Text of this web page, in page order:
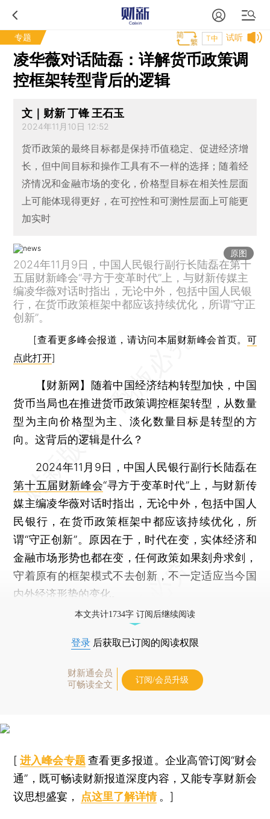
专题 试听
T中
凌华薇对话陆磊：详解货币政策调
控框架转型背后的逻辑
文｜财新 丁锋 王石玉
2024年11月10日 12:52
货币政策的最终目标都是保持币值稳定、促进经济增
长，但中间目标和操作工具有不一样的选择；随着经
济情况和金融市场的变化，价格型目标在相关性层面
上可能体现得更好，在可控性和可测性层面上可能更
加实时
原图
2024年11月9日，中国人民银行副行长陆磊在第十
五届财新峰会“寻方于变革时代”上，与财新传媒主
编凌华薇对话时指出，无论中外，包括中国人民银
行，在货币政策框架中都应该持续优化，所谓“守正
创新”。
[查看更多峰会报道，请访问本届财新峰会首页。 可
点此打开]
【财新网】 随着中国经济结构转型加快，中国
货币当局也在推进货币政策调控框架转型，从数量
型为主向价格型为主、淡化数量目标是转型的方
向。这背后的逻辑是什么？
2024年11月9日，中国人民银行副行长陆磊在
第十五届财新峰会“寻方于变革时代”上，与财新传
媒主编凌华薇对话时指出，无论中外，包括中国人
民银行，在货币政策框架中都应该持续优化，所
谓“守正创新”。原因在于，时代在变，实体经济和
金融市场形势也都在变，任何政策如果刻舟求剑，
守着原有的框架模式不去创新，不一定适应当今国
内外经济形势的变化。
本文共计1734字 订阅后继续阅读
登录 后获取已订阅的阅读权限
财新通会员
可畅读全文
订阅/会员升级
[ 进入峰会专题 查看更多报道。企业高管订阅“财会
通”，既可畅读财新报道深度内容，又能专享财新会
议思想盛宴，
点这里了解详情 。]